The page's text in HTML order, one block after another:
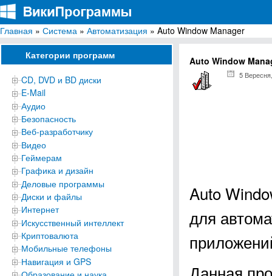
ВикиПрограммы
Энциклопедия бесплатных компьютерных программ для Windows
Главная » Система » Автоматизация » Auto Window Manager
Категории программ
CD, DVD и BD диски
E-Mail
Аудио
Безопасность
Веб-разработчику
Видео
Геймерам
Графика и дизайн
Деловые программы
Диски и файлы
Интернет
Искусственный интеллект
Криптовалюта
Мобильные телефоны
Навигация и GPS
Auto Window
5
Auto
для